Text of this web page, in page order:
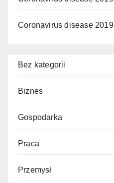
Coronavirus disease 2019
Bez kategorii
Biznes
Gospodarka
Praca
Przemysł